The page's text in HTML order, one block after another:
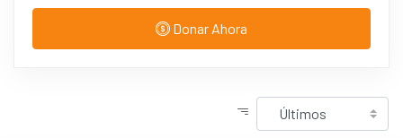
Donar Ahora